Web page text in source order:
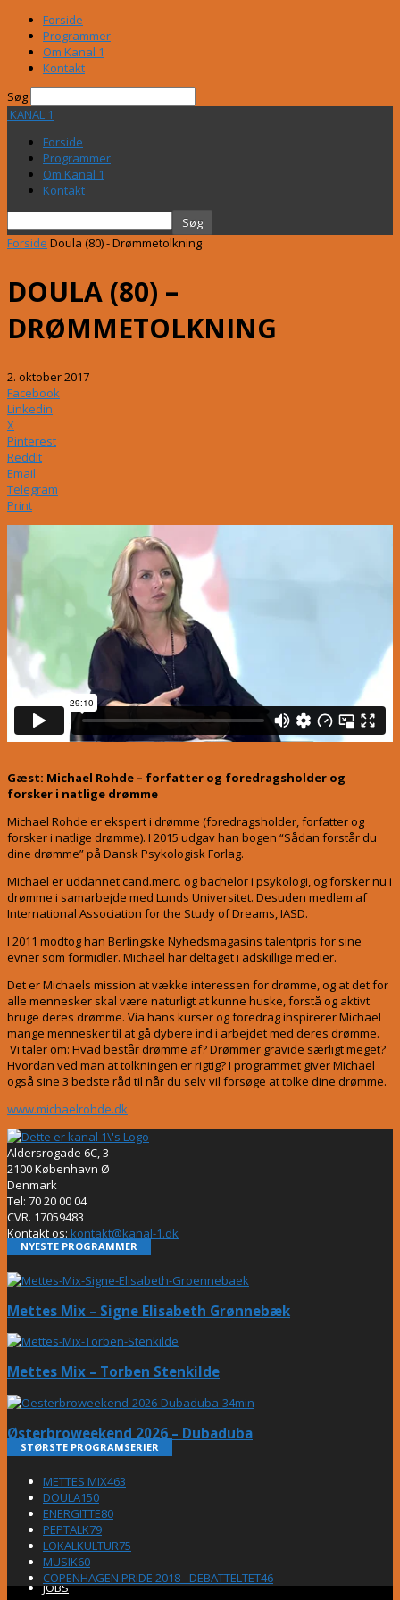
Forside
Programmer
Om Kanal 1
Kontakt
Søg
KANAL 1
Forside
Programmer
Om Kanal 1
Kontakt
Forside Doula (80) - Drømmetolkning
DOULA (80) –
DRØMMETOLKNING
2. oktober 2017
Facebook
Linkedin
X
Pinterest
ReddIt
Email
Telegram
Print
Gæst: Michael Rohde – forfatter og foredragsholder og
forsker i natlige drømme
Michael Rohde er ekspert i drømme (foredragsholder, forfatter og
forsker i natlige drømme). I 2015 udgav han bogen “Sådan forstår du
dine drømme” på Dansk Psykologisk Forlag.
Michael er uddannet cand.merc. og bachelor i psykologi, og forsker nu i
drømme i samarbejde med Lunds Universitet. Desuden medlem af
International Association for the Study of Dreams, IASD.
I 2011 modtog han Berlingske Nyhedsmagasins talentpris for sine
evner som formidler. Michael har deltaget i adskillige medier.
Det er Michaels mission at vække interessen for drømme, og at det for
alle mennesker skal være naturligt at kunne huske, forstå og aktivt
bruge deres drømme. Via hans kurser og foredrag inspirerer Michael
mange mennesker til at gå dybere ind i arbejdet med deres drømme.
Vi taler om: Hvad består drømme af? Drømmer gravide særligt meget?
Hvordan ved man at tolkningen er rigtig? I programmet giver Michael
også sine 3 bedste råd til når du selv vil forsøge at tolke dine drømme.
www.michaelrohde.dk
Aldersrogade 6C, 3
2100 København Ø
Denmark
Tel: 70 20 00 04
CVR. 17059483
Kontakt os: kontakt@kanal-1.dk
NYESTE PROGRAMMER
Mettes Mix – Signe Elisabeth Grønnebæk
Mettes Mix – Torben Stenkilde
Østerbroweekend 2026 – Dubaduba
STØRSTE PROGRAMSERIER
METTES MIX463
DOULA150
ENERGITTE80
PEPTALK79
LOKALKULTUR75
MUSIK60
COPENHAGEN PRIDE 2018 - DEBATTELTET46
JOBS